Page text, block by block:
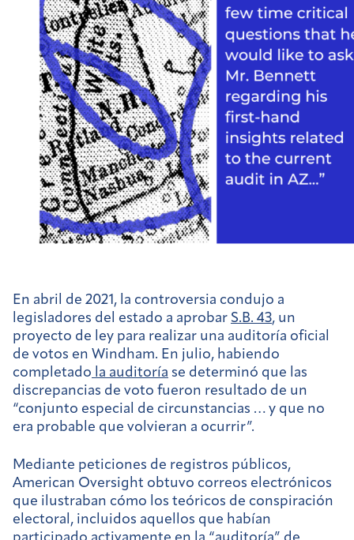
En abril de 2021, la controversia condujo a
legisladores del estado a aprobar S.B. 43, un
proyecto de ley para realizar una auditoría oficial
de votos en Windham. En julio, habiendo
completado la auditoría se determinó que las
discrepancias de voto fueron resultado de un
“conjunto especial de circunstancias … y que no
era probable que volvieran a ocurrir”.
Mediante peticiones de registros públicos,
American Oversight obtuvo correos electrónicos
que ilustraban cómo los teóricos de conspiración
electoral, incluidos aquellos que habían